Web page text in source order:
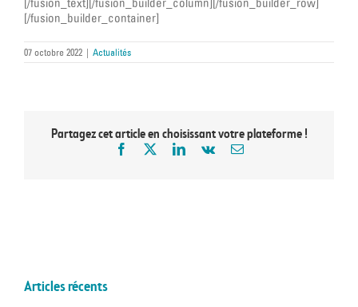
[/fusion_builder_container]
07 octobre 2022 | Actualités
Partagez cet article en choisissant votre plateforme !
Articles récents